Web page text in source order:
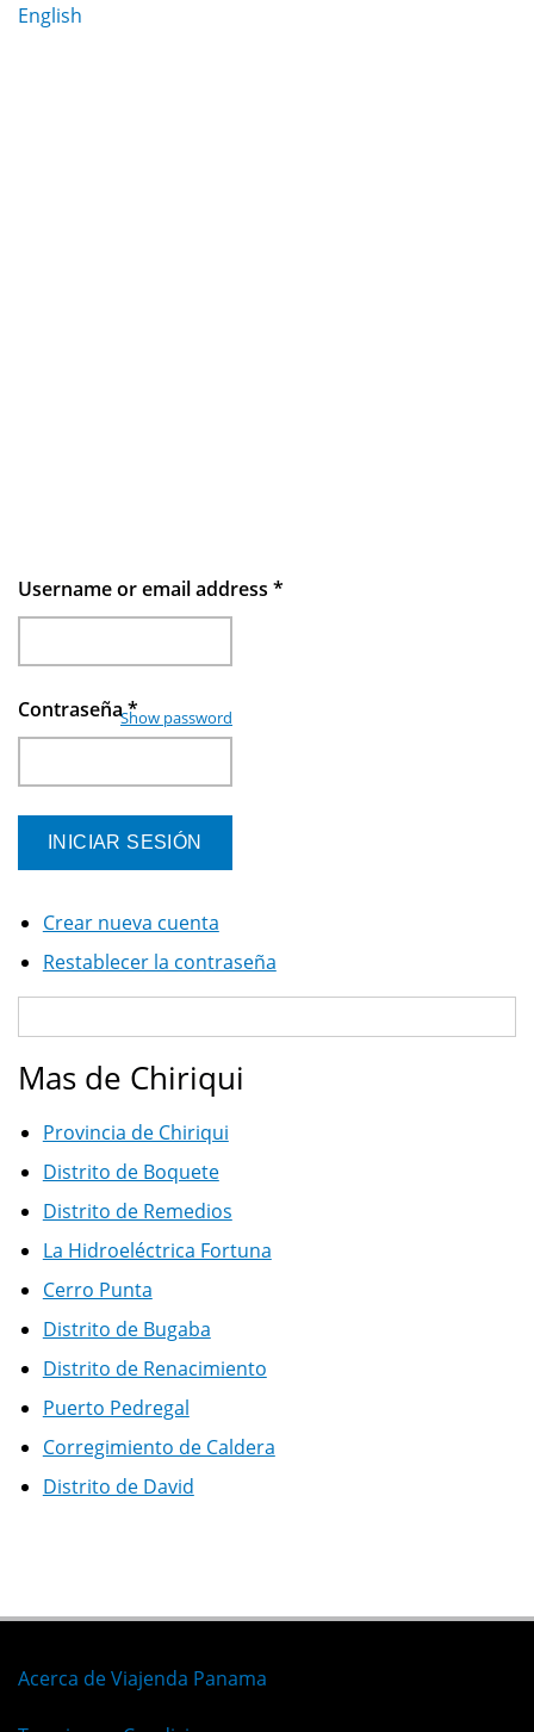
English
Username or email address *
Contraseña*
Show password
Crear nueva cuenta
Restablecer la contraseña
Mas de Chiriqui
Provincia de Chiriqui
Distrito de Boquete
Distrito de Remedios
La Hidroeléctrica Fortuna
Cerro Punta
Distrito de Bugaba
Distrito de Renacimiento
Puerto Pedregal
Corregimiento de Caldera
Distrito de David
Acerca de Viajenda Panama